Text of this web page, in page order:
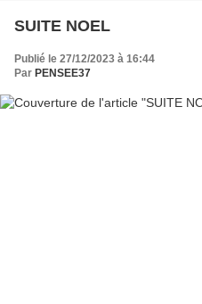
SUITE NOEL
Publié le 27/12/2023 à 16:44
Par PENSEE37